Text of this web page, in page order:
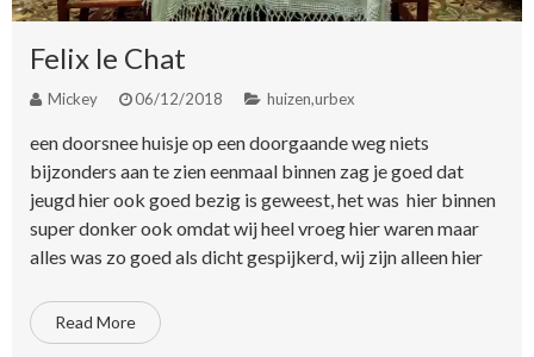
Felix le Chat
Mickey 06/12/2018 huizen,urbex
een doorsnee huisje op een doorgaande weg niets
bijzonders aan te zien eenmaal binnen zag je goed dat
jeugd hier ook goed bezig is geweest, het was hier binnen
super donker ook omdat wij heel vroeg hier waren maar
alles was zo goed als dicht gespijkerd, wij zijn alleen hier
Read More